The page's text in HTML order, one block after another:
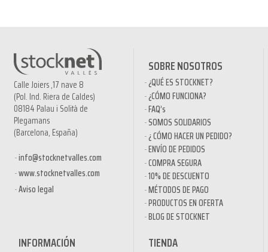
Calle Joiers ,17 nave 8
(Pol. Ind. Riera de Caldes)
08184 Palau i Solità de
Plegamans
(Barcelona, España)
info@stocknetvalles.com
www.stocknetvalles.com
Aviso legal
SOBRE NOSOTROS
¿QUÉ ES STOCKNET?
¿CÓMO FUNCIONA?
FAQ’s
SOMOS SOLIDARIOS
¿ CÓMO HACER UN PEDIDO?
ENVÍO DE PEDIDOS
COMPRA SEGURA
10% DE DESCUENTO
MÉTODOS DE PAGO
PRODUCTOS EN OFERTA
BLOG DE STOCKNET
INFORMACIÓN TIENDA